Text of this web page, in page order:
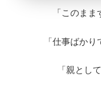
「このま
「仕事ばか
「親とし